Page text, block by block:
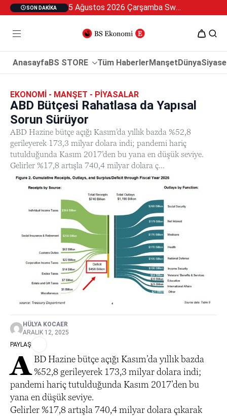
SON DAKIKA 5 Ağustos 2026 Çarşamba Swan Özel 2
AnasayfaBS STORE Tüm HaberlerManşetDünya
EKONOMI - MANŞET - PIYASALAR
ABD Bütçesi Rahatlasa da Yapısal
Sorun Sürüyor
ABD Hazine bütçe açığı Kasım’da yıllık bazda %52,8
gerileyerek 173,3 milyar dolara indi; pandemi hariç
tutulduğunda Kasım 2017’den bu yana en düşük seviye.
Gelirler %17,8 artışla 740,4 milyar dolara ç...
HÜLYA KOCAER
ARALIK 12, 2025
PAYLAŞ
A BD Hazine bütçe açığı Kasım’da yıllık bazda
%52,8 gerileyerek 173,3 milyar dolara indi;
pandemi hariç tutulduğunda Kasım 2017’den bu
yana en düşük seviye.
Gelirler %17,8 artışla 740,4 milyar dolara çıkarak